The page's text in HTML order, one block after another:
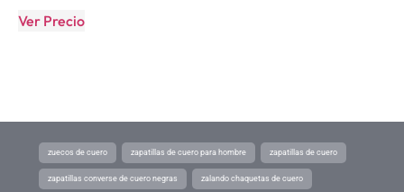
Ver Precio
zuecos de cuero zapatillas de cuero para hombre zapatillas de cuero
zapatillas converse de cuero negras zalando chaquetas de cuero